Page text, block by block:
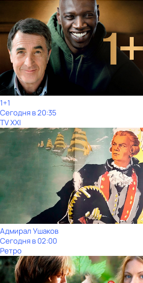
1+1
Сегодня в 20:35
TV XXI
Адмирал Ушаков
Сегодня в 02:00
Ретро